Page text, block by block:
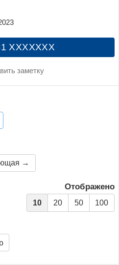
XXXXXXX
заметку
→
Отображено
10 20 50 100